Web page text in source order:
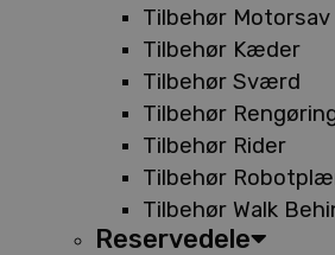
Tilbehør Motorsav
Tilbehør Kæder
Tilbehør Sværd
Tilbehør
Tilbehør Rider
Tilbehør
Tilbehør Walk
Reservedele